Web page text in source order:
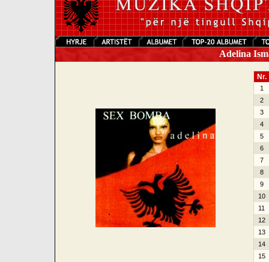
Adelina
Nr.
1
2
3
4
5
6
7
8
9
10
11
12
13
14
15